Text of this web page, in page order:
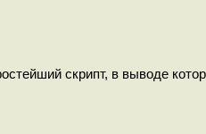
скрипт, в выводе